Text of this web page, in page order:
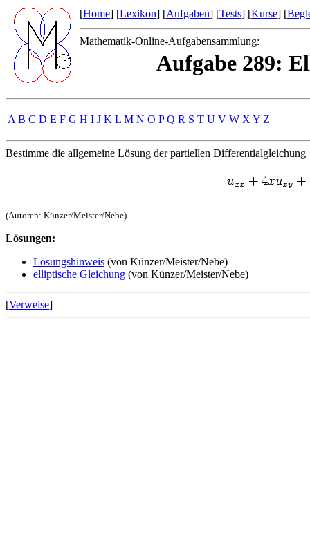
[Home] [Lexikon] [Aufgaben] [Tests] [Kurse] [
Mathematik-Online-Aufgabensammlung:
Aufgabe 289:
A B C D E F G H I J K L M N O P Q R S T U V W X Y Z
Bestimme die allgemeine Lösung der partiellen Differentialgleichung
(Autoren: Künzer/Meister/Nebe)
Lösungen:
Lösungshinweis (von Künzer/Meister/Nebe)
elliptische Gleichung (von Künzer/Meister/Nebe)
[Verweise]